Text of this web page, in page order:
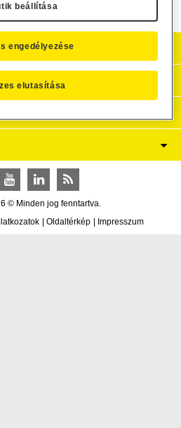
© Minden jog fenntartva.
YouTubeLinkedInRSS
Oldaltérkép Impresszum
beállítása
elutasítása
engedélyezése